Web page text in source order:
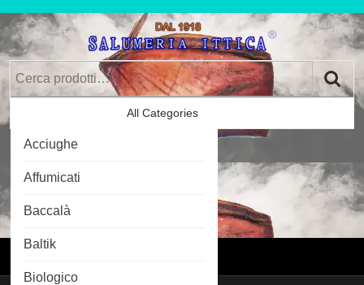
to
content
All Categories
Acciughe
Affumicati
Baccalà
Baltik
Biologico
Login